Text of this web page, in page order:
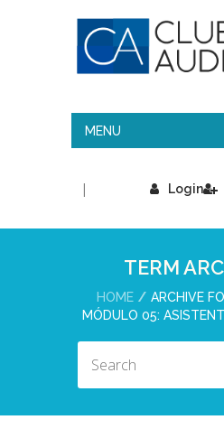
MENU
Login
|
TERM
HOME
ARCHIVE
MÓDULO 05: